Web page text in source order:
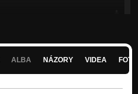
ALBA NÁZORY VIDEA